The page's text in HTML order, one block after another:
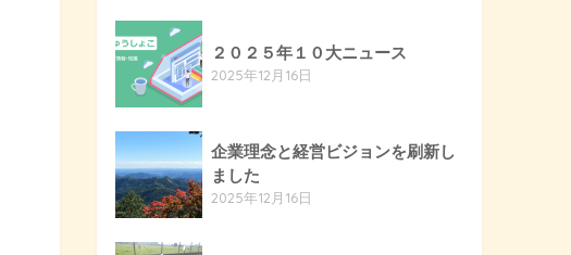
２０２５年１０大ニュース
2025年12月16日
企業理念と経営ビジョンを刷新し
ました
2025年12月16日